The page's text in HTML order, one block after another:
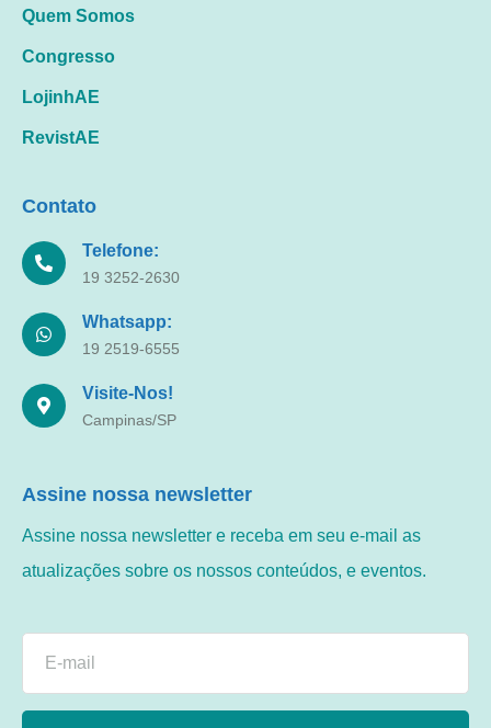
Quem Somos
Congresso
LojinhAE
RevistAE
Contato
Telefone:
19 3252-2630
Whatsapp:
19 2519-6555
Visite-Nos!
Campinas/SP
Assine nossa newsletter
Assine nossa newsletter e receba em seu e-mail as
atualizações sobre os nossos conteúdos, e eventos.